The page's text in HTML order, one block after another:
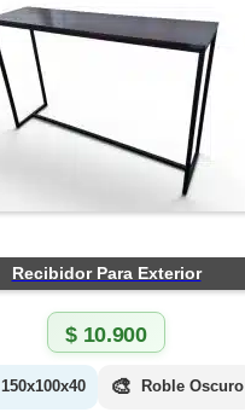
Recibidor Para Exterior
$10.900
150x100x40 🎨 Roble Oscuro